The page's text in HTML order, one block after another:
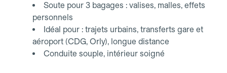
Soute pour 3 bagages : valises, malles, effets
personnels
Idéal pour : trajets urbains, transferts gare et
aéroport (CDG, Orly), longue distance
Conduite souple, intérieur soigné